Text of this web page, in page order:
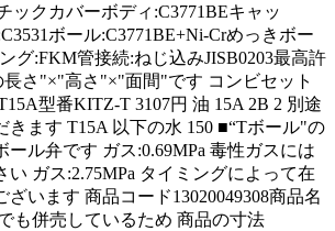
ックカバーボディ:C3771BEキャッ
ボール:C3771BE+Ni-Crめっきボー
グ:FKM管接続:ねじ込みJISB0203最高許
さ"×"高さ"×"面間"です コンビセット
型番KITZ-T 3107円 油 15A 2B 2 別途
きます T15A 以下の水 150 ■“Tボール"の
ール弁です ガス:0.69MPa 毒性ガスには
い ガス:2.75MPa タイミングによって在
います 商品コード13020049308商品名
も併売しているため 商品の寸法